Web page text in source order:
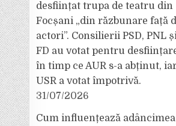
desființat trupa de teatru din
Focșani „din răzbunare față
actori”. Consilierii PSD, PNL
FD au votat pentru
în timp ce AUR s-a abținut,
USR a votat împotrivă.
31/07/2026
Cum influențează adâncimea